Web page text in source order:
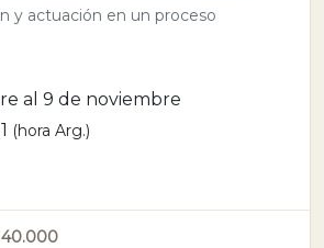
y actuación en un proceso
al 9 de noviembre
(hora Arg.)
40.000